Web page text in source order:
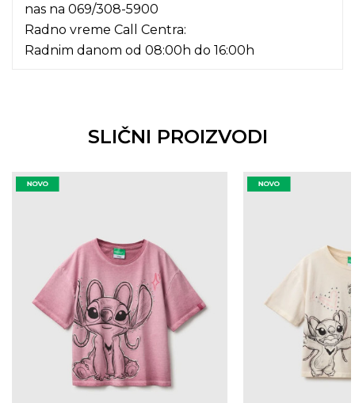
nas na 069/308-5900
Radno vreme Call Centra:
Radnim danom od 08:00h do 16:00h
SLIČNI PROIZVODI